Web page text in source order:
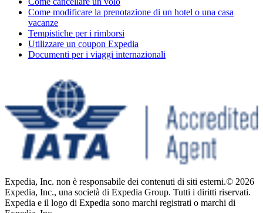
Come modificare la prenotazione di un hotel o una casa
vacanze
Tempistiche per i rimborsi
Utilizzare un coupon Expedia
Documenti per i viaggi internazionali
Expedia, Inc. non è responsabile dei contenuti di siti esterni.© 2026
Expedia, Inc., una società di Expedia Group. Tutti i diritti riservati.
Expedia e il logo di Expedia sono marchi registrati o marchi di